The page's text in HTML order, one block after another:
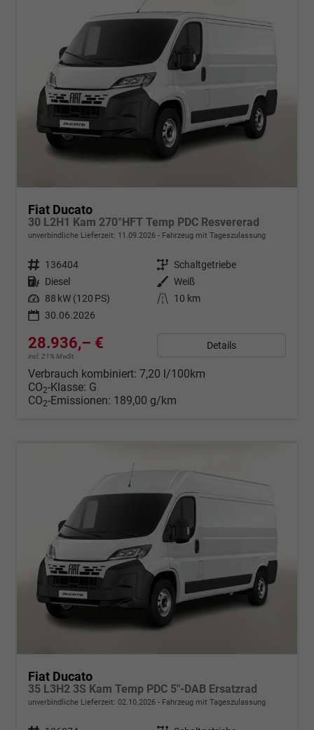
Fiat Ducato
30 L2H1 Kam 270°HFT Temp PDC Resvererad
unverbindliche Lieferzeit: 11.09.2026 Fahrzeug mit Tageszulassung
Fahrzeugnr. 136404 Getriebe Schaltgetriebe
Kraftstoff Diesel Außenfarbe Weiß
Leistung 88 kW (120 PS) Kilometerstand
10 km
30.06.2026
28.936,– €
incl. 21% MwSt.
Details
Verbrauch kombiniert: 7,20 l/100km
CO2-Klasse: G
CO2-Emissionen: 189,00 g/km
Fiat Ducato
35 L3H2 3S Kam Temp PDC 5"-DAB Ersatzrad
unverbindliche Lieferzeit: 02.10.2026 Fahrzeug mit Tageszulassung